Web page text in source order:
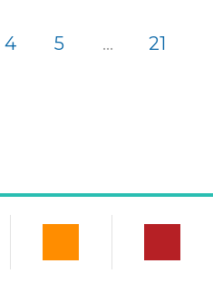
4 5 ... 21